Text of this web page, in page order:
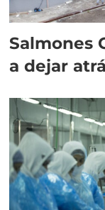
Salmones
a dejar